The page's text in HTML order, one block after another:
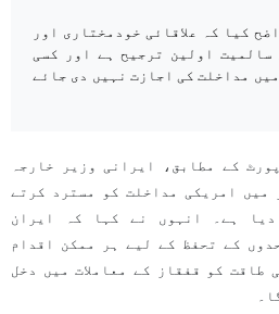
کیا کہ علاقائی خودمختاری اور
سالمیت اولین ترجیح ہے اور کسی
مداخلت کی اجازت نہیں دی جائے
کے مطابق، ایرانی وزیر خارجہ
میں امریکی مداخلت کو مسترد کرتے
دیا ہے۔ انہوں نے کہا کہ ایران
کے تحفظ کے لیے ہر ممکن اقدام
طاقت کو قفقاز کے معاملات میں دخل